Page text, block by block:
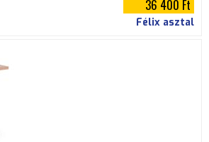
36 400 Ft
Félix asztal